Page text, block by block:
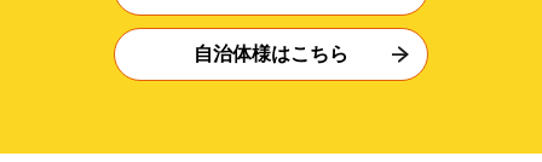
自治体様はこちら